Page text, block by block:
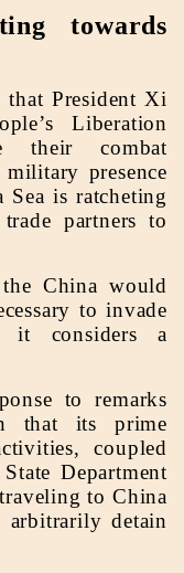
towards
that President Xi
Liberation
their combat
military presence
is ratcheting
partners to
China would
to invade
it considers a
to remarks
that its prime
coupled
Department
to China
arbitrarily detain